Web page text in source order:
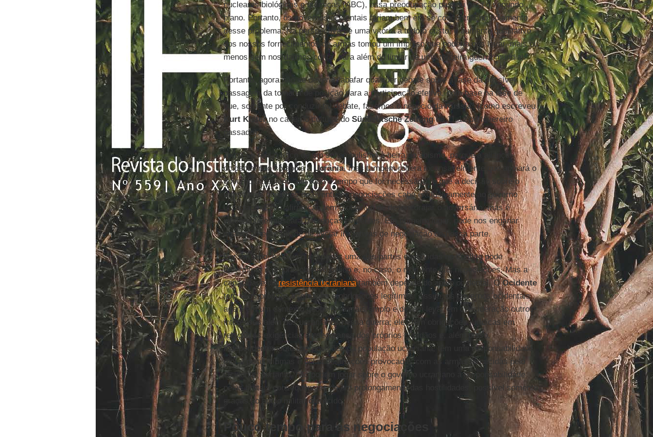
nucleares biológicas e químicas (ABC), essa preocupação passou para o segundo
plano. Portanto, os governos ocidentais fariam bem em se concentrar no adiamento
desse problema. Na perspectiva de uma vitória a todo o custo, o aumento qualitativo
dos nossos fornecimentos de armas tomou um impulso que poderia nos levar, mais ou
menos sem nos darmos conta, para além do limiar de uma terceira guerra mundial.
Portanto, agora não se deveria “abafar qualquer debate sobre a fase da possível
passagem da tomada de posição para a participação efetiva, com base na tese de
que, somente por conduzir tal debate, fazemos o negócio daRússia” (como escreveu
Kurt Kisterno caderno cultural do Süddeutsche Zeitungde 11-12 de fevereiro
passado).
Torna-se real o risco de um sonambulismo à beira do abismo, porque a aliança
ocidental não só apoia a Ucrânia, mas também reitera incansavelmente que apoiará o
governo ucraniano “por todo o tempo que for necessário” e que a decisão sobre o
tempo e os objetivos de eventuais negociações cabe exclusivamente ao governo
ucraniano. Essa afirmação tem o objetivo de desencorajar o adversário, mas é
incoerente e mascara diferenças evidentes. Em primeiro lugar, pode nos enganar
quanto à necessidade de iniciar iniciativas de negociação de nossa parte.
Por um lado, é óbvio que apenas uma das partes envolvidas no conflito pode
determinar o próprio objetivo bélico e, no caso, o momento das negociações. Mas a
capacidade deresistência ucranianatambém depende do apoio ocidental. OOcidente
tem seus próprios interesses e obrigações legítimos. Assim, os governos ocidentais
agem em um contexto geopolítico mais amplo e devem levar em consideração outros
interesses além dos ucranianos nessa guerra; eles têm obrigações jurídicas em
relação às exigências de segurança dos próprios cidadãos e, além disso,
independentemente das posições da população ucraniana, têm uma responsabilidade
moral pelas vítimas e pelas destruições provocadas com as armas fornecidas pelo
Ocidente; portanto, não podem jogar sobre o governo ucraniano a responsabilidade
pelas brutais consequências de um prolongamento das hostilidades, possível somente
graças ao apoio militar oferecido.
Pouco tempo para as negociações